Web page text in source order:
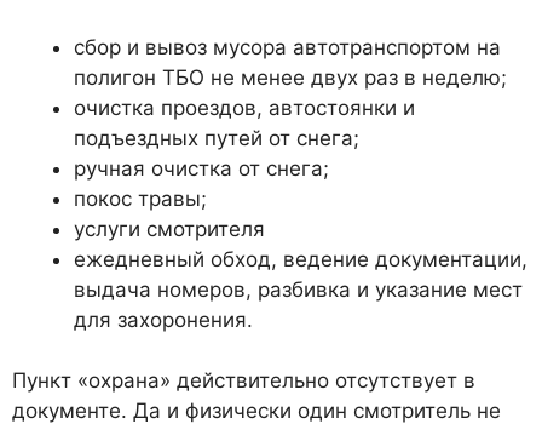
сбор и вывоз мусора автотранспортом на
полигон ТБО не менее двух раз в неделю;
очистка проездов, автостоянки и
подъездных путей от снега;
ручная очистка от снега;
покос травы;
услуги смотрителя
ежедневный обход, ведение документации,
выдача номеров, разбивка и указание мест
для захоронения.
Пункт «охрана» действительно отсутствует в
документе. Да и физически один смотритель не